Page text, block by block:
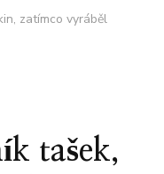
zatímco vyráběl
tašek,